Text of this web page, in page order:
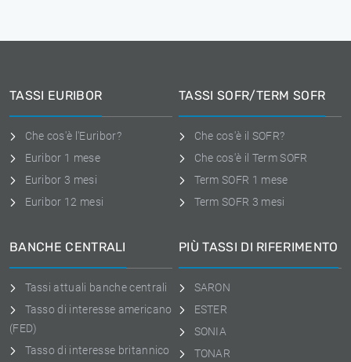
TASSI EURIBOR
Che cos'è l'Euribor?
Euribor 1 mese
Euribor 3 mesi
Euribor 12 mesi
TASSI SOFR/TERM SOFR
Che cos'è il SOFR?
Che cos'è il Term SOFR
Term SOFR 1 mese
Term SOFR 3 mesi
BANCHE CENTRALI
Tassi attuali banche centrali
Tasso di interesse americano
(FED)
Tasso di interesse britannico
PIÙ TASSI DI RIFERIMENTO
SARON
ESTER
SONIA
TONAR